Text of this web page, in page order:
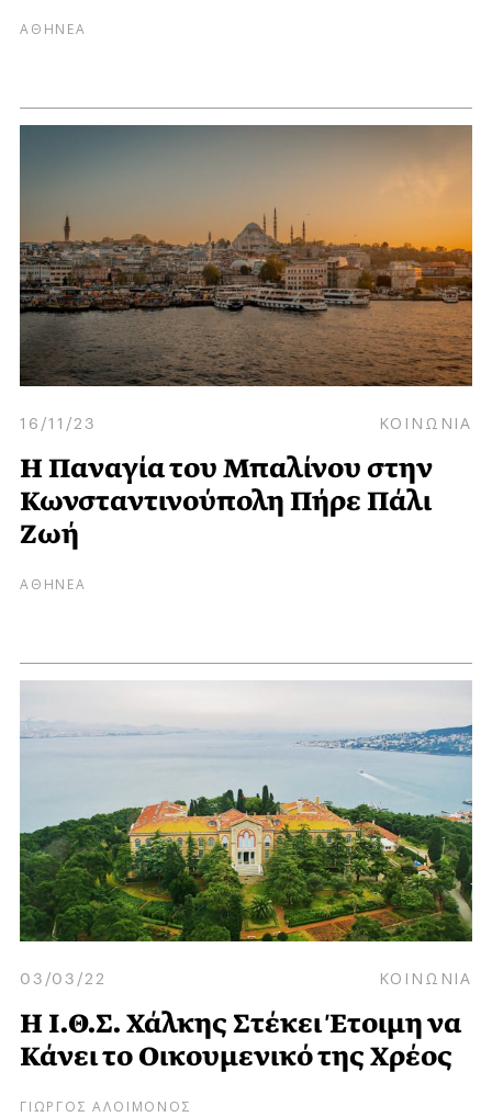
ΑΘΗΝΕΑ
16/11/23 ΚΟΙΝΩΝΙΑ
Η Παναγία του Μπαλίνου στην
Κωνσταντινούπολη Πήρε Πάλι
Ζωή
ΑΘΗΝΕΑ
03/03/22 ΚΟΙΝΩΝΙΑ
Η Ι.Θ.Σ. Χάλκης Στέκει Έτοιμη να
Κάνει το Οικουμενικό της Χρέος
ΓΙΩΡΓΟΣ ΑΛΟΙΜΟΝΟΣ